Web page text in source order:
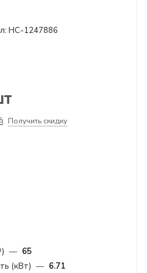
НС-1247886
Получить скидку
— 65
(кВт) — 6.71